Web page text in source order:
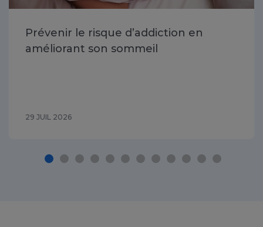
Prévenir le risque d’addiction en
améliorant son sommeil
29 JUIL 2026